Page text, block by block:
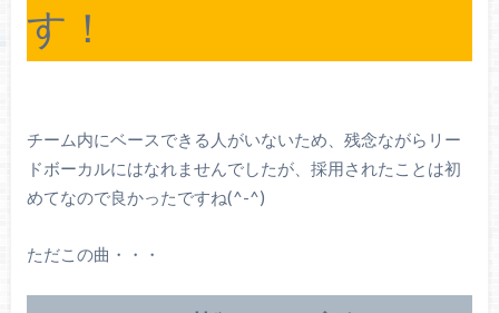
す！
チーム内にベースできる人がいないため、残念ながらリー
ドボーカルにはなれませんでしたが、採用されたことは初
めてなので良かったですね(^-^)
ただこの曲・・・